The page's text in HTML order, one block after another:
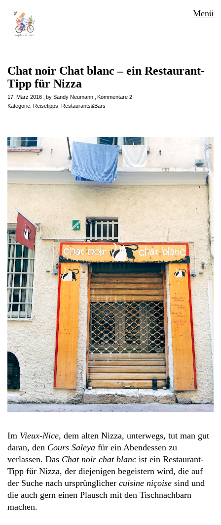
Menü
Chat noir Chat blanc – ein Restaurant-
Tipp für Nizza
17. März 2016 by Sandy Neumann
Kommentare 2
Kategorie: Reisetipps Restaurants&Bars
Im Vieux-Nice, dem alten Nizza, unterwegs, tut man gut
daran, den Cours Saleya für ein Abendessen zu
verlassen. Das Chat noir chat blanc ist ein Restaurant-
Tipp für Nizza, der diejenigen begeistern wird, die auf
der Suche nach ursprünglicher cuisine niçoise sind und
die auch gern einen Plausch mit den Tischnachbarn
machen.